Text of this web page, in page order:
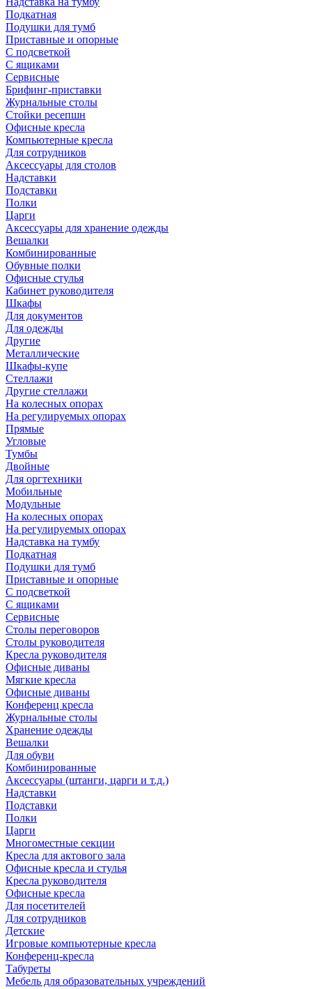
Подкатная
Подушки для тумб
Приставные и опорные
С подсветкой
С ящиками
Сервисные
Брифинг-приставки
Журнальные столы
Стойки ресепшн
Офисные кресла
Компьютерные кресла
Для сотрудников
Аксессуары для столов
Надставки
Подставки
Полки
Царги
Аксессуары для хранение одежды
Вешалки
Комбинированные
Обувные полки
Офисные стулья
Кабинет руководителя
Шкафы
Для документов
Для одежды
Другие
Металлические
Шкафы-купе
Стеллажи
Другие стеллажи
На колесных опорах
На регулируемых опорах
Прямые
Угловые
Тумбы
Двойные
Для оргтехники
Мобильные
Модульные
На колесных опорах
На регулируемых опорах
Надставка на тумбу
Подкатная
Подушки для тумб
Приставные и опорные
С подсветкой
С ящиками
Сервисные
Столы переговоров
Столы руководителя
Кресла руководителя
Офисные диваны
Мягкие кресла
Офисные диваны
Конференц кресла
Журнальные столы
Хранение одежды
Вешалки
Для обуви
Комбинированные
Аксессуары (штанги, царги и т.д.)
Надставки
Подставки
Полки
Царги
Многоместные секции
Кресла для актового зала
Офисные кресла и стулья
Кресла руководителя
Офисные кресла
Для посетителей
Для сотрудников
Детские
Игровые компьютерные кресла
Конференц-кресла
Табуреты
Мебель для образовательных учреждений